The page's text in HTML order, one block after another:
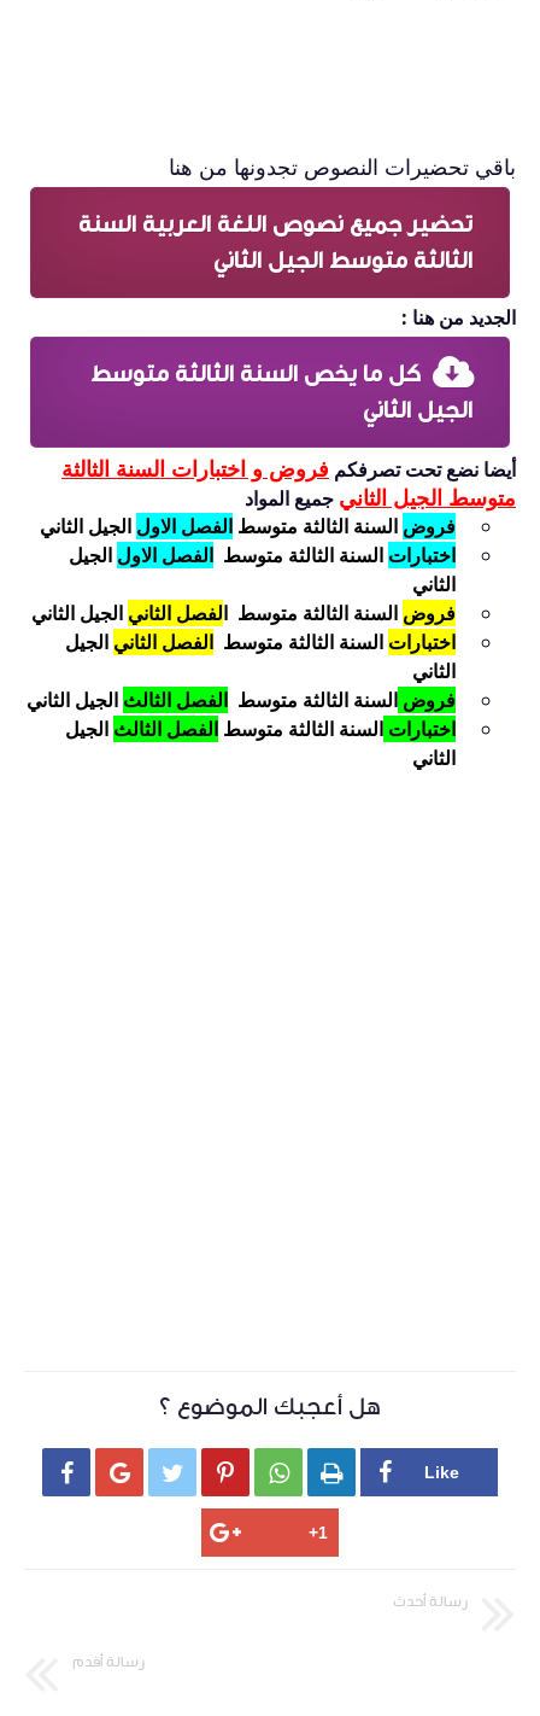
باقي تحضيرات النصوص تجدونها من هنا
تحضير جميع نصوص اللغة العربية السنة
الثالثة متوسط الجيل الثاني
الجديد من هنا :
كل ما يخص السنة الثالثة متوسط
الجيل الثاني
أيضا نضع تحت تصرفكم فروض و اختبارات السنة الثالثة
متوسط الجيل الثاني جميع المواد
فروض السنة الثالثة متوسط الفصل الاول الجيل الثاني
اختبارات السنة الثالثة متوسط الفصل الاول الجيل
الثاني
فروض السنة الثالثة متوسط الفصل الثاني الجيل الثاني
اختبارات السنة الثالثة متوسط الفصل الثاني الجيل
الثاني
فروض السنة الثالثة متوسط الفصل الثالث الجيل الثاني
اختبارات السنة الثالثة متوسط الفصل الثالث الجيل
الثاني
هل أعجبك الموضوع ؟
     
رسالة أحدث
رسالة أقدم